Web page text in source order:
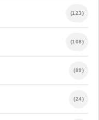
(123)
(108)
(89)
(24)